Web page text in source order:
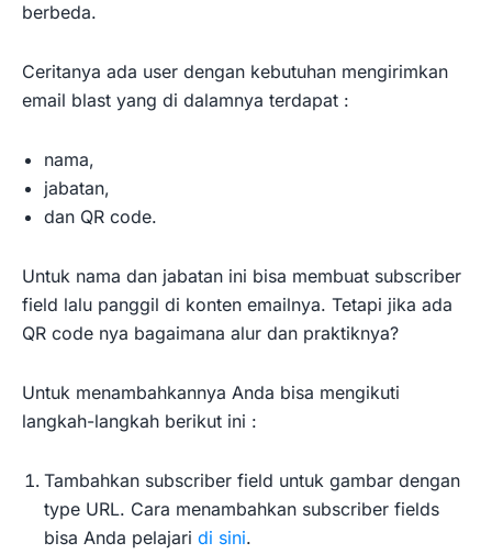
berbeda.
Ceritanya ada user dengan kebutuhan mengirimkan
email blast yang di dalamnya terdapat :
nama,
jabatan,
dan QR code.
Untuk nama dan jabatan ini bisa membuat subscriber
field lalu panggil di konten emailnya. Tetapi jika ada
QR code nya bagaimana alur dan praktiknya?
Untuk menambahkannya Anda bisa mengikuti
langkah-langkah berikut ini :
Tambahkan subscriber field untuk gambar dengan
type URL. Cara menambahkan subscriber fields
bisa Anda pelajari di sini.